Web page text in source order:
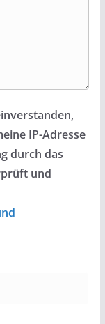
IP-Adresse
durch das
und